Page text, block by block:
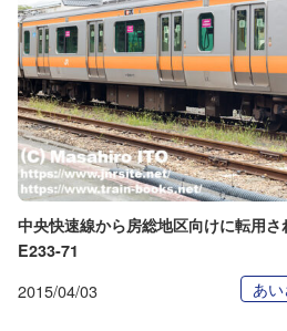
中央快速線から房総地区向けに転用
E233-71
2015/04/03 あ